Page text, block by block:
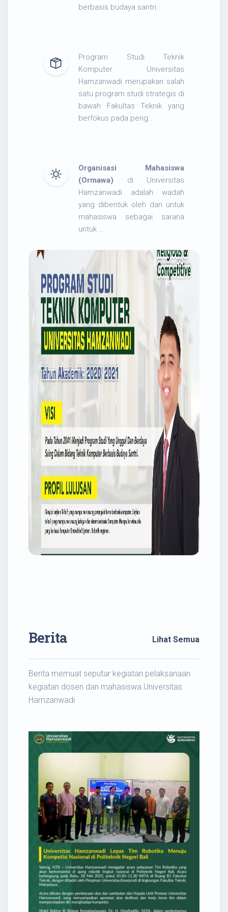
berbasis budaya santri.
Program Studi Teknik
Komputer Universitas
Hamzanwadi merupakan salah
satu program studi strategis di
bawah Fakultas Teknik yang
berfokus pada peng…
Organisasi Mahasiswa
(Ormawa) di Universitas
Hamzanwadi adalah wadah
yang dibentuk oleh dan untuk
mahasiswa sebagai sarana
untuk …
Berita Lihat Semua
Berita memuat seputar kegiatan pelaksanaan
kegiatan dosen dan mahasiswa Universitas
Hamzanwadi